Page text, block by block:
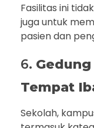
Fasilitas ini
juga untuk
pasien dan
6.
Tempat
Sekolah,